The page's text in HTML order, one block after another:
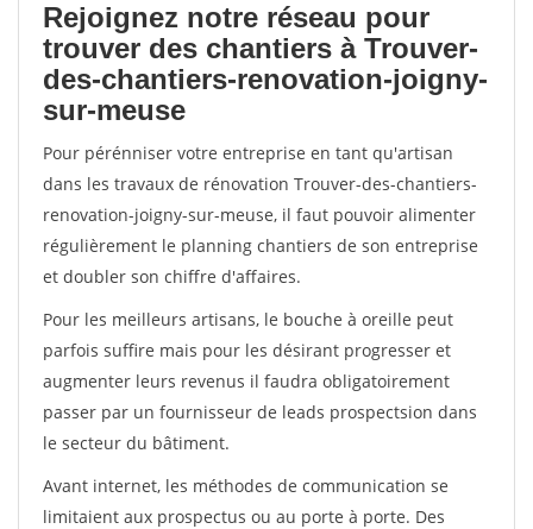
Rejoignez notre réseau pour
trouver des chantiers à Trouver-
des-chantiers-renovation-joigny-
sur-meuse
Pour pérénniser votre entreprise en tant qu'artisan
dans les travaux de rénovation Trouver-des-chantiers-
renovation-joigny-sur-meuse, il faut pouvoir alimenter
régulièrement le planning chantiers de son entreprise
et doubler son chiffre d'affaires.
Pour les meilleurs artisans, le bouche à oreille peut
parfois suffire mais pour les désirant progresser et
augmenter leurs revenus il faudra obligatoirement
passer par un fournisseur de leads prospectsion dans
le secteur du bâtiment.
Avant internet, les méthodes de communication se
limitaient aux prospectus ou au porte à porte. Des